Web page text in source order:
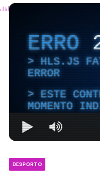
ERRO
HLS.JS
ERROR
ESTE
MOMENTO
DESPORTO